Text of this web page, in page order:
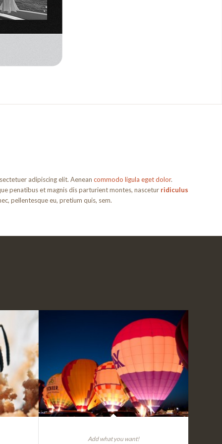
adipiscing elit. Aeneancommodo ligula eget dolor.
penatibus et magnis dis parturient montes, nascetur ridiculus
pellentesque eu, pretium quis, sem.
Add what you want!